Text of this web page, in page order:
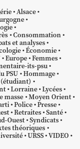
Alsace
Consommation
et analyses
Économie
Europe Femmes
its-psu
PSU Hommage
Lorraine Lycées
masse Moyen Orient
Police Presse
Retraites Santé
Ouest Syndicats
théoriques
URSS VIDEO